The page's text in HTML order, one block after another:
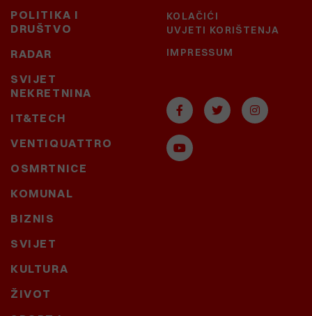
POLITIKA I
DRUŠTVO
RADAR
SVIJET
NEKRETNINA
IT&TECH
VENTIQUATTRO
OSMRTNICE
KOMUNAL
BIZNIS
SVIJET
KULTURA
ŽIVOT
KOLAČIĆI
UVJETI KORIŠTENJA
IMPRESSUM